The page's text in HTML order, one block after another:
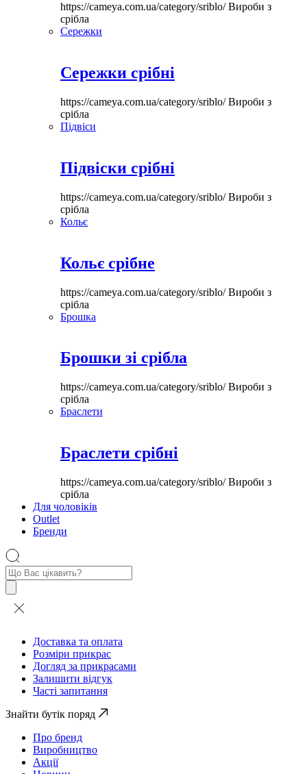
https://cameya.com.ua/category/sriblo/Вироби з
срібла
Сережки
Сережки срібні
https://cameya.com.ua/category/sriblo/Вироби з
срібла
Підвіси
Підвіски срібні
https://cameya.com.ua/category/sriblo/Вироби з
срібла
Кольє
Кольє срібне
https://cameya.com.ua/category/sriblo/Вироби з
срібла
Брошка
Брошки зі срібла
https://cameya.com.ua/category/sriblo/Вироби з
срібла
Браслети
Браслети срібні
https://cameya.com.ua/category/sriblo/Вироби з
срібла
Для чоловіків
Outlet
Бренди
Пошук
товарів
Доставка та оплата
Розміри прикрас
Догляд за прикрасами
Залишити відгук
Часті запитання
Знайти бутік поряд
Про бренд
Виробництво
Акції